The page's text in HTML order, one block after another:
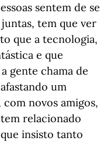
sentem de se
tem que ver
que a tecnologia,
e que
gente chama de
um
novos amigos,
relacionado
insisto tanto